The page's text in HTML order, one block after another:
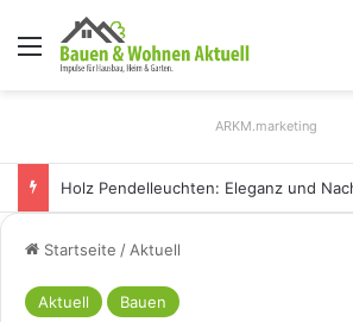
Menü
ARKM.marketing
Startseite / Aktuell
Aktuell Bauen